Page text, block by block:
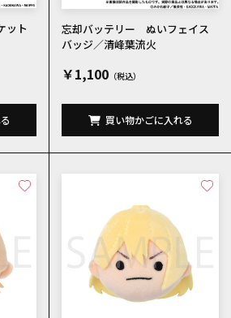
ット
忘却バッテリー ぬいフェイス
バッジ／清峰葉流火
￥1,100
買い物かごに入れる